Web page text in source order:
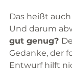
Das heißt
Und darum
gut genug?
Gedanke, der
Entwurf hilft